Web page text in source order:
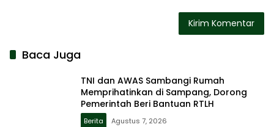
Baca Juga
TNI dan AWAS Sambangi Rumah
Memprihatinkan di Sampang, Dorong
Pemerintah Beri Bantuan RTLH
Berita Agustus 7, 2026